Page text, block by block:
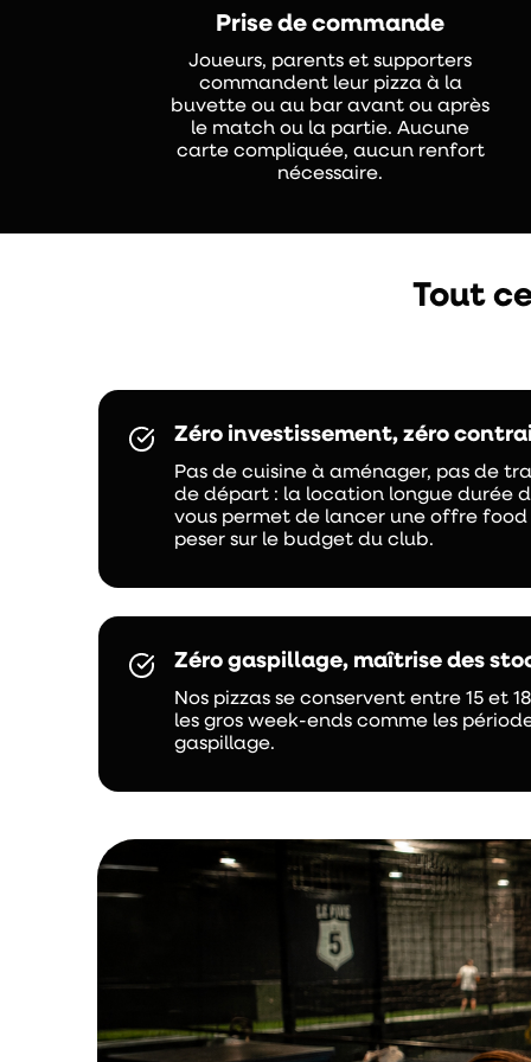
Prise de commande
Joueurs, parents et supporters
commandent leur pizza à la
buvette ou au bar avant ou après
le match ou la partie. Aucune
carte compliquée, aucun renfort
nécessaire.
Tout
Zéro investissement, zéro
Pas de cuisine à aménager, pas de
de départ : la location longue durée
vous permet de lancer une offre
peser sur le budget du club.
Zéro gaspillage, maîtrise des
Nos pizzas se conservent entre 15 et
les gros week-ends comme les
gaspillage.